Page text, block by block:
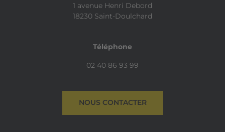
1 avenue Henri Debord
18230 Saint-Doulchard
Téléphone
02 40 86 93 99
NOUS CONTACTER